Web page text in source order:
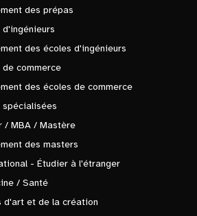
des prépas
d'ingénieurs
des écoles d'ingénieurs
de commerce
des écoles de commerce
spécialisées
/ MBA / Mastère
des masters
- Étudier à l'étranger
/ Santé
d'art et de la création